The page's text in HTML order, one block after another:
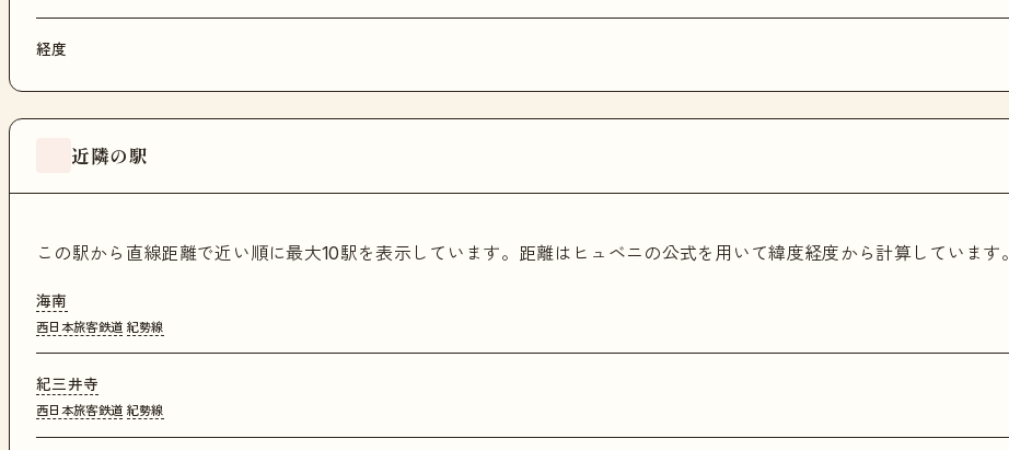
経度
近隣の駅
この駅から直線距離で近い順に最大10駅を表示しています。距離はヒュベニの公式を用いて緯度経度から計算しています。
海南
西日本旅客鉄道 紀勢線
紀三井寺
西日本旅客鉄道 紀勢線